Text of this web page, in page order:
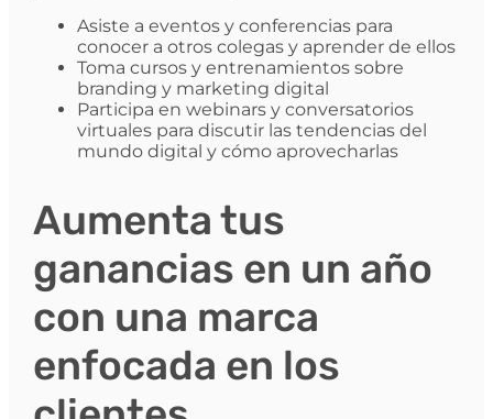
Asiste a eventos y conferencias para
conocer a otros colegas y aprender de ellos
Toma cursos y entrenamientos sobre
branding y marketing digital
Participa en webinars y conversatorios
virtuales para discutir las tendencias del
mundo digital y cómo aprovecharlas
Aumenta tus
ganancias en un año
con una marca
enfocada en los